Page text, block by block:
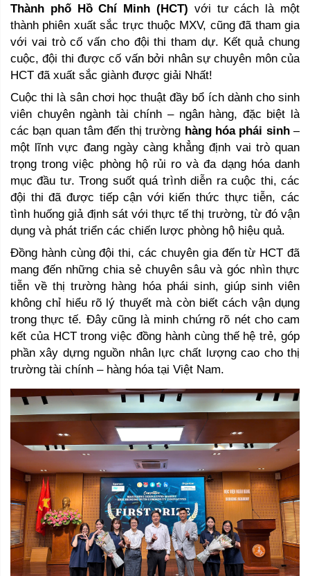
Thành phố Hồ Chí Minh (HCT) với tư cách là một
thành phiên xuất sắc trực thuộc MXV, cũng đã tham gia
với vai trò cố vấn cho đội thi tham dự. Kết quả chung
cuộc, đội thi được cố vấn bởi nhân sự chuyên môn của
HCT đã xuất sắc giành được giải Nhất!
Cuộc thi là sân chơi học thuật đầy bổ ích dành cho sinh
viên chuyên ngành tài chính – ngân hàng, đặc biệt là
các bạn quan tâm đến thị trường hàng hóa phái sinh –
một lĩnh vực đang ngày càng khẳng định vai trò quan
trọng trong việc phòng hộ rủi ro và đa dạng hóa danh
mục đầu tư. Trong suốt quá trình diễn ra cuộc thi, các
đội thi đã được tiếp cận với kiến thức thực tiễn, các
tình huống giả định sát với thực tế thị trường, từ đó vận
dụng và phát triển các chiến lược phòng hộ hiệu quả.
Đồng hành cùng đội thi, các chuyên gia đến từ HCT đã
mang đến những chia sẻ chuyên sâu và góc nhìn thực
tiễn về thị trường hàng hóa phái sinh, giúp sinh viên
không chỉ hiểu rõ lý thuyết mà còn biết cách vận dụng
trong thực tế. Đây cũng là minh chứng rõ nét cho cam
kết của HCT trong việc đồng hành cùng thế hệ trẻ, góp
phần xây dựng nguồn nhân lực chất lượng cao cho thị
trường tài chính – hàng hóa tại Việt Nam.